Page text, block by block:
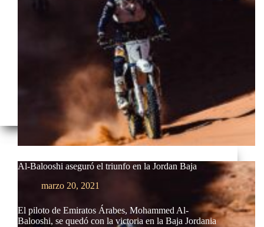
Al-Balooshi aseguró el triunfo en la Jordan Baja
marzo 20, 2021
El piloto de Emiratos Árabes, Mohammed Al-
Balooshi, se quedó con la victoria en la Baja Jordania